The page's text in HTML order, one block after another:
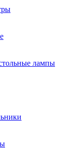
лампы